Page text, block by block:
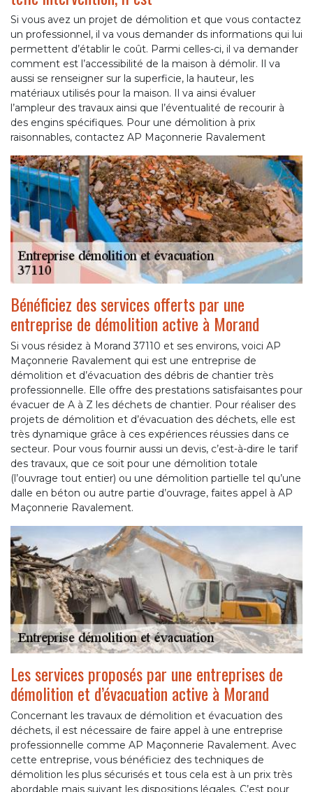
Si vous avez un projet de démolition et que vous contactez
un professionnel, il va vous demander ds informations qui lui
permettent d’établir le coût. Parmi celles-ci, il va demander
comment est l’accessibilité de la maison à démolir. Il va
aussi se renseigner sur la superficie, la hauteur, les
matériaux utilisés pour la maison. Il va ainsi évaluer
l’ampleur des travaux ainsi que l’éventualité de recourir à
des engins spécifiques. Pour une démolition à prix
raisonnables, contactez AP Maçonnerie Ravalement
Bénéficiez des services offerts par une
entreprise de démolition active à Morand
Si vous résidez à Morand 37110 et ses environs, voici AP
Maçonnerie Ravalement qui est une entreprise de
démolition et d’évacuation des débris de chantier très
professionnelle. Elle offre des prestations satisfaisantes pour
évacuer de A à Z les déchets de chantier. Pour réaliser des
projets de démolition et d’évacuation des déchets, elle est
très dynamique grâce à ces expériences réussies dans ce
secteur. Pour vous fournir aussi un devis, c’est-à-dire le tarif
des travaux, que ce soit pour une démolition totale
(l’ouvrage tout entier) ou une démolition partielle tel qu’une
dalle en béton ou autre partie d’ouvrage, faites appel à AP
Maçonnerie Ravalement.
Les services proposés par une entreprises de
démolition et d’évacuation active à Morand
Concernant les travaux de démolition et évacuation des
déchets, il est nécessaire de faire appel à une entreprise
professionnelle comme AP Maçonnerie Ravalement. Avec
cette entreprise, vous bénéficiez des techniques de
démolition les plus sécurisés et tous cela est à un prix très